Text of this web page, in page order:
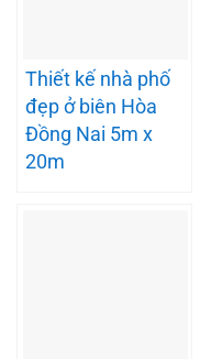
Thiết kế nhà phố
đẹp ở biên Hòa
Đồng Nai 5m x
20m